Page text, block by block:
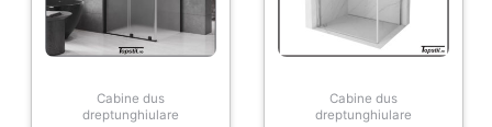
Cabine dus
dreptunghiulare
Cabine dus
dreptunghiulare